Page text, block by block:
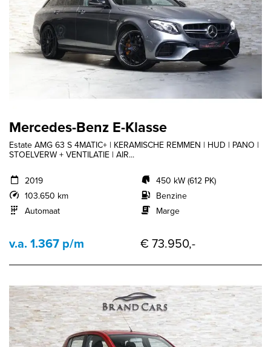
Mercedes-Benz E-Klasse
Estate AMG 63 S 4MATIC+ | KERAMISCHE REMMEN | HUD | PANO |
STOELVERW + VENTILATIE | AIR...
2019
103.650 km
Automaat
450 kW (612 PK)
Benzine
Marge
v.a. 1.367 p/m € 73.950,-